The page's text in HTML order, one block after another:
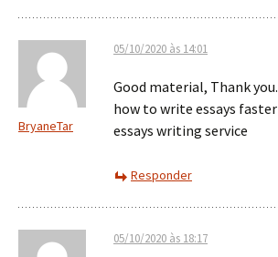
BryaneTar
05/10/2020 às 14:01
Good material, Thank you.
how to write essays faster
essays writing service
Responder
05/10/2020 às 18:17